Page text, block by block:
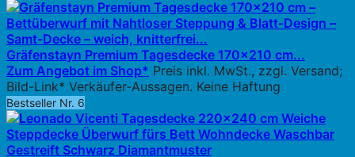
Gräfenstayn Premium Tagesdecke 170x210 cm...
Zum Angebot im Shop* Preis inkl. MwSt., zzgl. Versand;
Bild-Link* Verkäufer-Aussagen. Keine Haftung
Bestseller Nr. 6